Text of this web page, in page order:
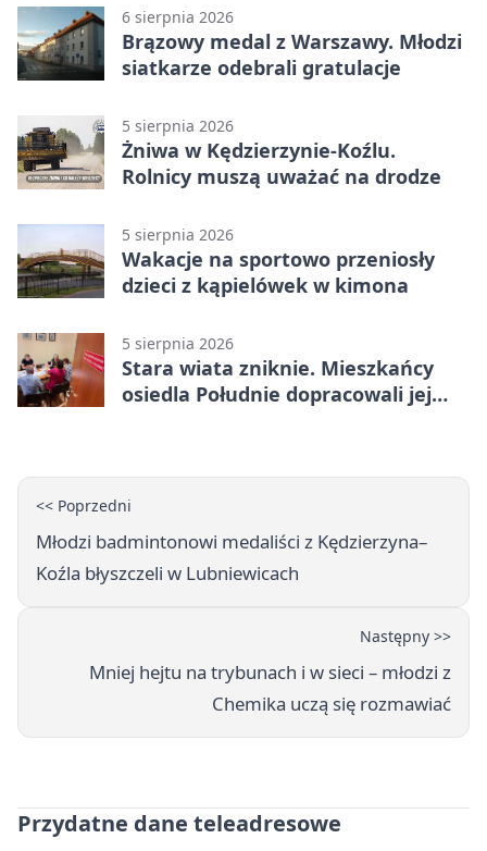
6 sierpnia 2026
Brązowy medal z Warszawy. Młodzi
siatkarze odebrali gratulacje
5 sierpnia 2026
Żniwa w Kędzierzynie-Koźlu.
Rolnicy muszą uważać na drodze
5 sierpnia 2026
Wakacje na sportowo przeniosły
dzieci z kąpielówek w kimona
5 sierpnia 2026
Stara wiata zniknie. Mieszkańcy
osiedla Południe dopracowali jej
<< Poprzedni
Młodzi badmintonowi medaliści z Kędzierzyna–
Koźla błyszczeli w Lubniewicach
Następny >>
Mniej hejtu na trybunach i w sieci – młodzi z
Chemika uczą się rozmawiać
Przydatne dane teleadresowe